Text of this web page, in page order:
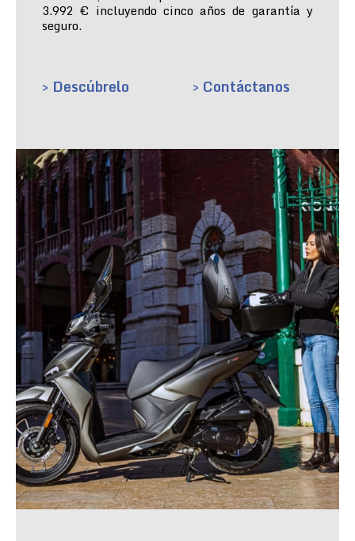
3.992 € incluyendo cinco años de garantía y
seguro.
> Descúbrelo > Contáctanos